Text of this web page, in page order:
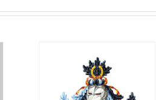
LÄGG TILL I
VARUKORG